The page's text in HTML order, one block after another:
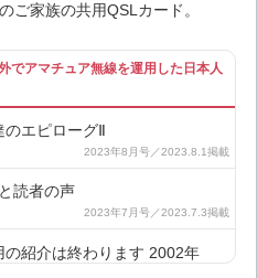
ご家族の共用QSLカード。
でアマチュア無線を運用した日本人
エピローグⅡ
読者の声
紹介は終わります 2002年